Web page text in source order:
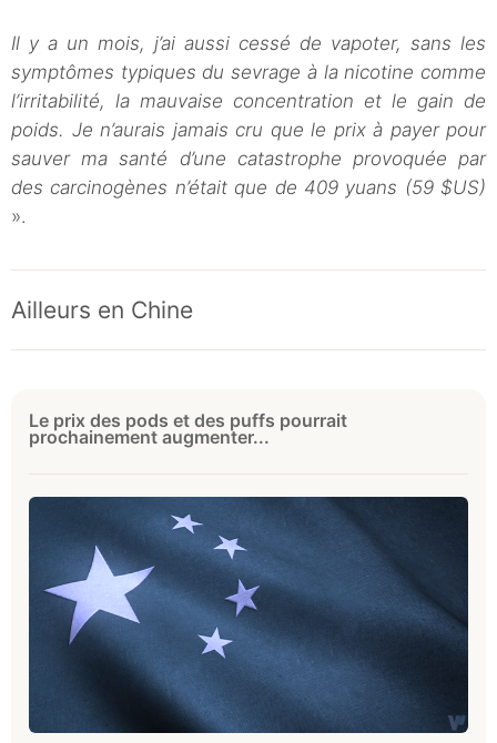
Il y a un mois, j’ai aussi cessé de vapoter, sans les
symptômes typiques du sevrage à la nicotine comme
l’irritabilité, la mauvaise concentration et le gain de
poids. Je n’aurais jamais cru que le prix à payer pour
sauver ma santé d’une catastrophe provoquée par
des carcinogènes n’était que de 409 yuans (59 $US)
».
Ailleurs en Chine
Le prix des pods et des puffs pourrait
prochainement augmenter...